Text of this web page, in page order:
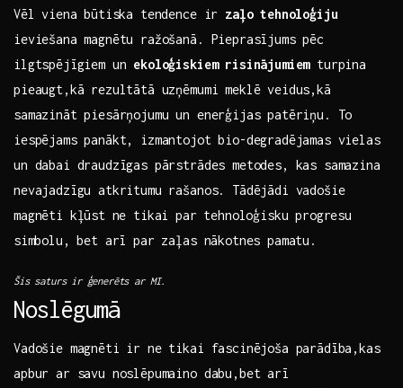
Vēl⁣ viena būtiska‌ tendence ir zaļo tehnoloģiju
ieviešana magnētu ‌ražošanā. Pieprasījums ‍pēc⁤
ilgtspējīgiem‌ un ekoloģiskiem ​risinājumiem‌turpina
pieaugt,kā rezultātā uzņēmumi‍ meklē veidus,kā
samazināt​ piesārņojumu un enerģijas patēriņu. ‍To‍
iespējams ‌panākt, izmantojot‍ bio-degradējamas ‍vielas
un dabai draudzīgas pārstrādes metodes, ‌kas ‌samazina
nevajadzīgu atkritumu rašanos. Tādējādi vadošie
magnēti kļūst⁣ ne tikai⁢ par tehnoloģisku progresu
⁣simbolu, bet ‌arī par‍ zaļas nākotnes pamatu.
Šis saturs ⁢ir ģenerēts ar MI.
Noslēgumā
Vadošie magnēti ir ne tikai fascinējoša parādība,kas
apbur ar savu noslēpumaino dabu,bet⁣ arī ​